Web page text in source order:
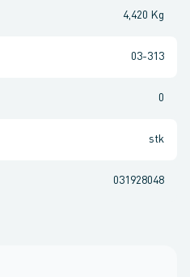
4,420 Kg
03-313
0
stk
031928048